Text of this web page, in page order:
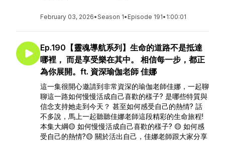
February 03, 2026•Season 1• Episode 191• 1:00:01
Ep.190【靈魂導航系列】生命的道路不是抵達
哪裡， 而是享受樂在其中。 相信每一步，都正
為你展開。ft. 資深瑜伽老師 佳娜
這一集很開心邀請到非常資深的瑜伽老師佳娜，一起聊
聊這一路如何慢慢活成自己喜歡的樣子? 是哪些特質與
信念支持她走到今天？ 甚至如何感受自己的熱情? 話
不多說，馬上一起聽聽佳娜老師這段精彩的生命旅程!
本集大綱🟡 如何慢慢活成自己喜歡的樣子? 🟡 如何感
受自己的熱情?🟡 關於活出自己，佳娜老師跟大家分享